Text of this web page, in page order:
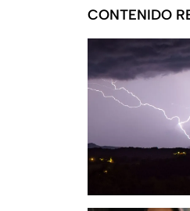
CONTENIDO